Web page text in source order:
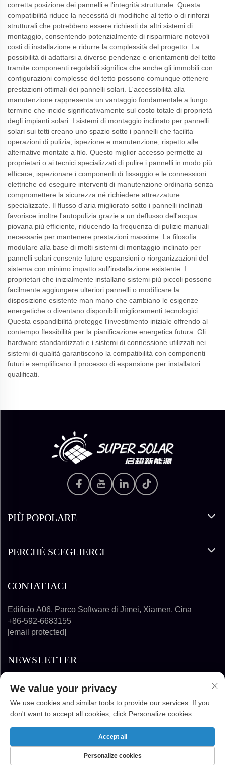
corretta posizione dei pannelli e l'integrità strutturale. Questa
compatibilità riduce la necessità di modifiche al tetto o di rinforzi
strutturali che potrebbero essere richiesti da altri sistemi di
montaggio, consentendo potenzialmente di risparmiare notevoli
costi di installazione e ridurre la complessità del progetto. La
possibilità di adattarsi a diverse pendenze e orientamenti del tetto
tramite componenti regolabili significa che anche gli immobili con
configurazioni complesse del tetto possono comunque ottenere
prestazioni ottimali dei pannelli solari. L'accessibilità alla
manutenzione rappresenta un vantaggio fondamentale a lungo
termine che incide significativamente sul costo totale di proprietà
degli impianti solari. I sistemi di montaggio inclinato per pannelli
solari sui tetti creano uno spazio sotto i pannelli che facilita
operazioni di pulizia, ispezione e manutenzione, rispetto alle
alternative montate a filo. Questo miglior accesso permette ai
proprietari o ai tecnici specializzati di pulire i pannelli in modo più
efficace, ispezionare i componenti di fissaggio e le connessioni
elettriche ed eseguire interventi di manutenzione ordinaria senza
compromettere la sicurezza né richiedere attrezzature
specializzate. Il flusso d'aria migliorato sotto i pannelli inclinati
favorisce inoltre l'autopulizia grazie a un deflusso dell'acqua
piovana più efficiente, riducendo la frequenza di pulizie manuali
necessarie per mantenere prestazioni massime. La filosofia
modulare alla base di molti sistemi di montaggio inclinato per
pannelli solari consente future espansioni o riorganizzazioni del
sistema con minimo impatto sull’installazione esistente. I
proprietari che inizialmente installano sistemi più piccoli possono
facilmente aggiungere ulteriori pannelli o modificare la
disposizione esistente man mano che cambiano le esigenze
energetiche o diventano disponibili miglioramenti tecnologici.
Questa espandibilità protegge l'investimento iniziale offrendo al
contempo flessibilità per la pianificazione energetica futura. Gli
hardware standardizzati e i sistemi di connessione utilizzati nei
sistemi di qualità garantiscono la compatibilità con componenti
futuri e semplificano il processo di espansione per installatori
qualificati.
PIÙ POPOLARE
PERCHÉ SCEGLIERCI
CONTATTACI
Edificio A06, Parco Software di Jimei, Xiamen, Cina
+86-592-6683155
[email protected]
NEWSLETTER
SOLAR ENERGY TECHNOLOGY CO., LTD.
We value your privacy
We use cookies and similar tools to provide our services. If you
don't want to accept all cookies, click Personalize cookies.
Personalize cookies
Accept all